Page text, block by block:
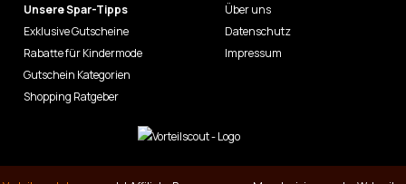
Unsere Spar-Tipps
Exklusive Gutscheine
Rabatte für Kindermode
Gutschein Kategorien
Shopping Ratgeber
Über uns
Datenschutz
Impressum